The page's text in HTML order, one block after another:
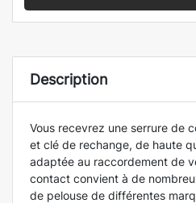
Description
Vous recevrez une serrure de
et clé de rechange, de haute
adaptée au raccordement de
contact convient à de
de pelouse de différentes